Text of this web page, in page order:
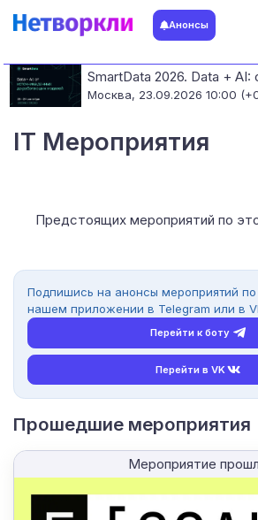
Анонсы
Москва, 23.09.2026 10:00
IT Мероприятия
Предстоящих мероприятий по
Подпишись на анонсы мероприятий
нашем приложении в Telegram или в
Перейти к боту
Перейти в VK
Прошедшие мероприятия
Мероприятие